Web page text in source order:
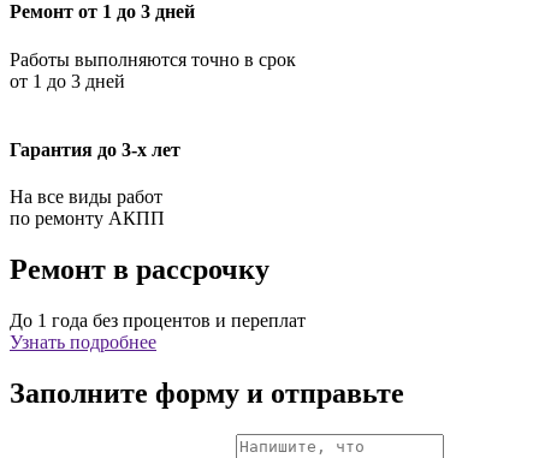
Ремонт от 1 до 3 дней
Работы выполняются точно в срок
от 1 до 3 дней
Гарантия до 3-х лет
На все виды работ
по ремонту АКПП
Ремонт в рассрочку
До 1 года без процентов и переплат
Узнать подробнее
Заполните форму и отправьте